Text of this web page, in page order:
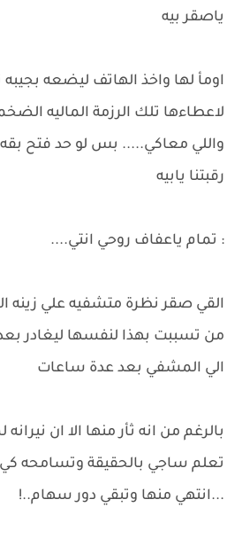
ياصقر بيه
اومأ لها واخذ الهاتف ليضعه
لاعطاءها تلك الرزمة الماليه
واللي معاكي..... بس لو حد فتح بقه
رقبتنا يابيه
: تمام ياعفاف روحي انتي....
القي صقر نظرة متشفيه علي زينه
من تسببت بهذا لنفسها ليغادر بعد
الي المشفي بعد عدة ساعات
بالرغم من انه ثأر منها الا ان
تعلم ساجي بالحقيقة وتسامحه كي
...انتهي منها وتبقي دور سهام..!